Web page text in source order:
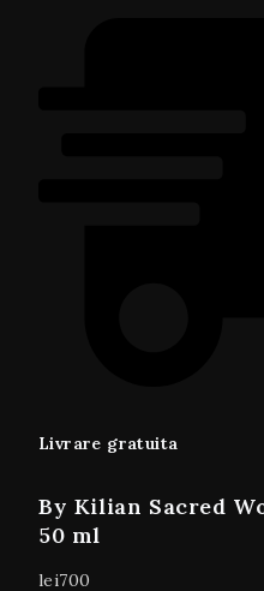
Livrare gratuita
By Kilian Sacred
50 ml
lei700